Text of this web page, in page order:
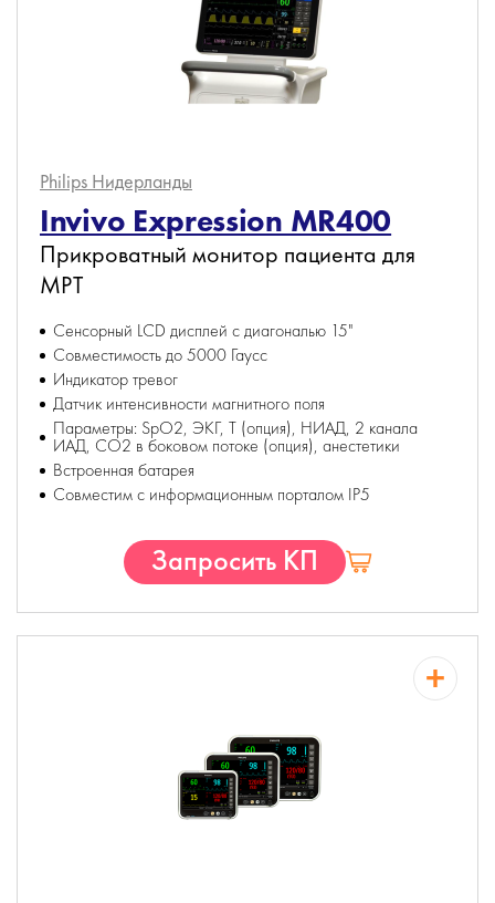
Philips Нидерланды
Invivo Expression MR400
Прикроватный монитор пациента для
МРТ
Сенсорный LCD дисплей с диагональю 15"
Совместимость до 5000 Гаусс
Индикатор тревог
Датчик интенсивности магнитного поля
Параметры: SpO2, ЭКГ, T (опция), НИАД, 2 канала
ИАД, CO2 в боковом потоке (опция), анестетики
Встроенная батарея
Совместим с информационным порталом IP5
Запросить КП